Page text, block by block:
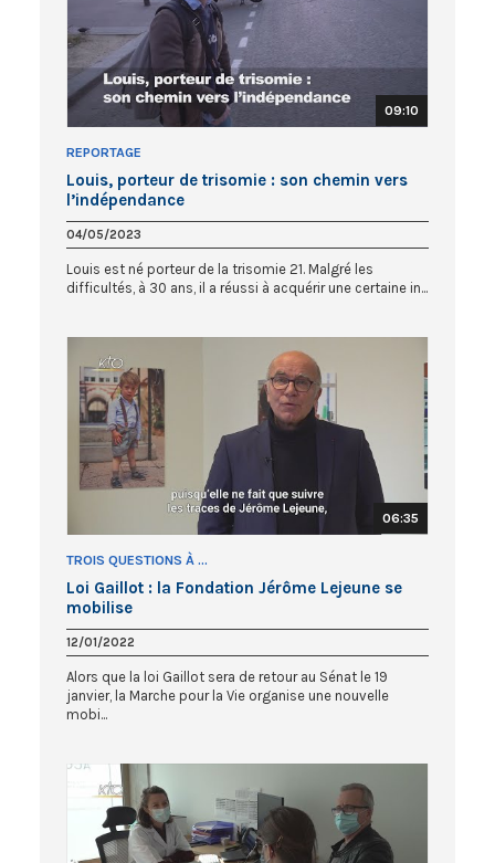
09:10
REPORTAGE
Louis, porteur de trisomie : son chemin vers
l’indépendance
04/05/2023
Louis est né porteur de la trisomie 21. Malgré les
difficultés, à 30 ans, il a réussi à acquérir une certaine in...
06:35
TROIS QUESTIONS À ...
Loi Gaillot : la Fondation Jérôme Lejeune se
mobilise
12/01/2022
Alors que la loi Gaillot sera de retour au Sénat le 19
janvier, la Marche pour la Vie organise une nouvelle
mobi...